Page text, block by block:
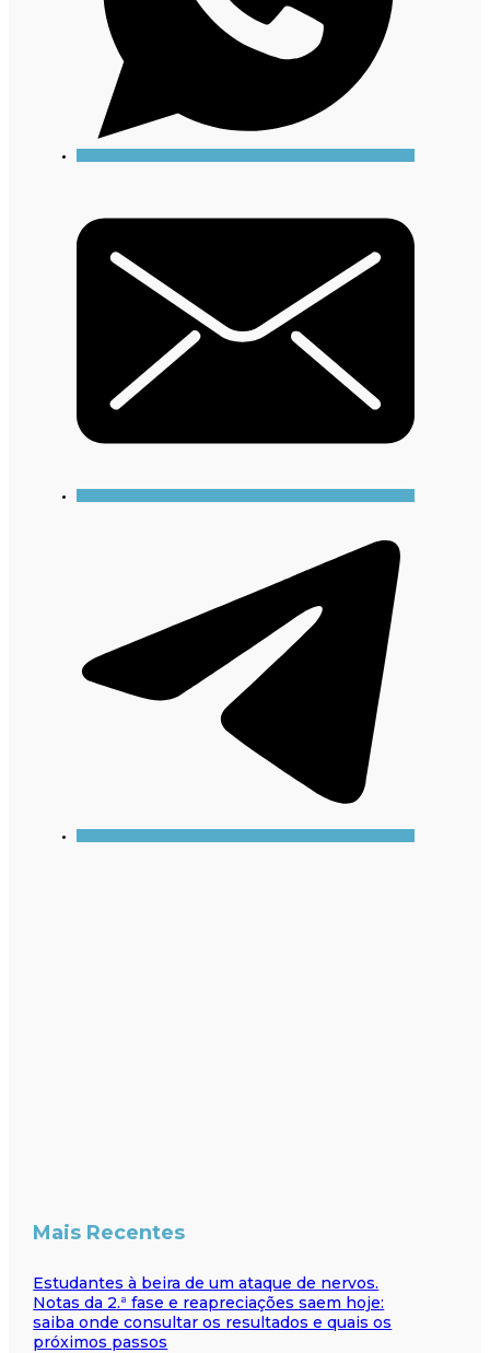
Mais Recentes
Estudantes à beira de um ataque de nervos.
Notas da 2.ª fase e reapreciações saem hoje:
saiba onde consultar os resultados e quais os
próximos passos